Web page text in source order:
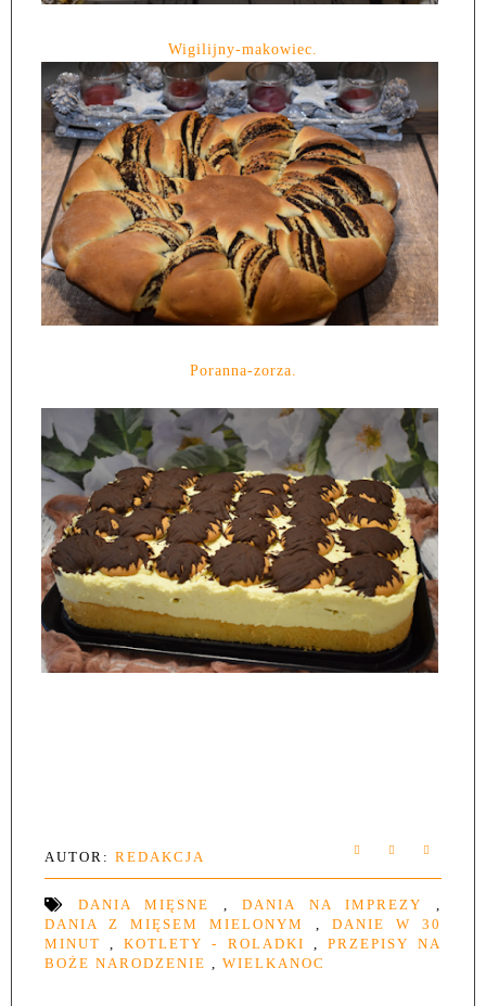
Wigilijny-makowiec.
Poranna-zorza.
AUTOR: REDAKCJA
DANIA MIĘSNE ,DANIA NA IMPREZY
DANIA Z MIĘSEM MIELONYM
DANIE W 30
MINUT
,KOTLETY - ROLADKI
PRZEPISY NA
BOŻE NARODZENIE
WIELKANOC